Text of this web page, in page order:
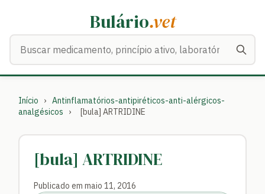
Bulário.vet
Início › Antinflamatórios-antipiréticos-anti-alérgicos-
analgésicos
› [bula] ARTRIDINE
[bula] ARTRIDINE
Publicado em maio 11, 2016